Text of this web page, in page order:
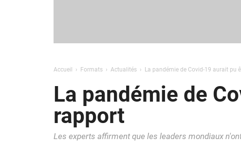
Accueil Formats Actualités La pandémie de Covid-19 aurait pu
La pandémie de
rapport
Les experts affirment que les leaders mondiaux